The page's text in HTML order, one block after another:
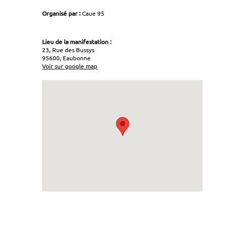
Organisé par :Caue 95
Lieu de la manifestation :
23, Rue des Bussys
95600, Eaubonne
Voir sur google map